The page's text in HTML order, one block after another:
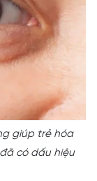
giúp trẻ hóa
có dấu hiệu